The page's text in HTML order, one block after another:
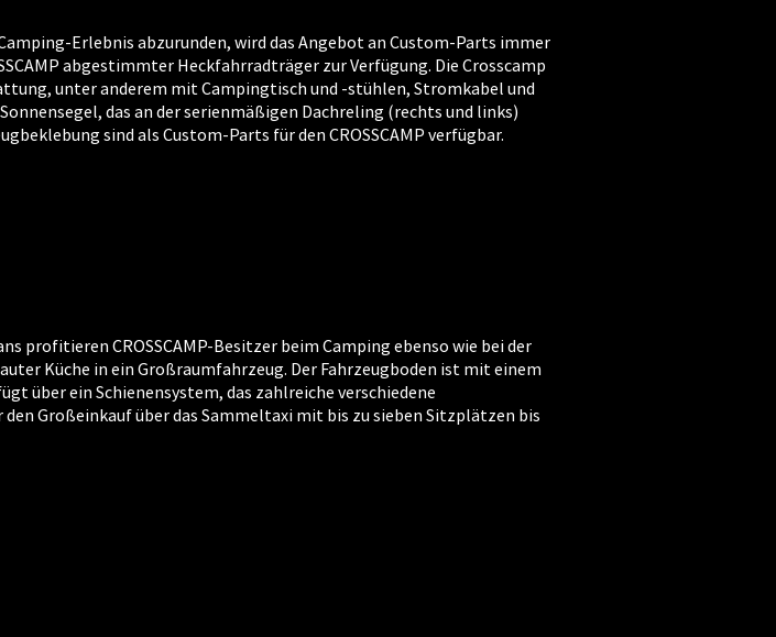
Erlebnis abzurunden, wird das Angebot an Custom-Parts immer
abgestimmter Heckfahrradträger zur Verfügung. Die Crosscamp
unter anderem mit Campingtisch und -stühlen, Stromkabel und
das an der serienmäßigen Dachreling (rechts und links)
sind als Custom-Parts für den CROSSCAMP verfügbar.
profitieren CROSSCAMP-Besitzer beim Camping ebenso wie bei der
Küche in ein Großraumfahrzeug. Der Fahrzeugboden ist mit einem
über ein Schienensystem, das zahlreiche verschiedene
Großeinkauf über das Sammeltaxi mit bis zu sieben Sitzplätzen bis